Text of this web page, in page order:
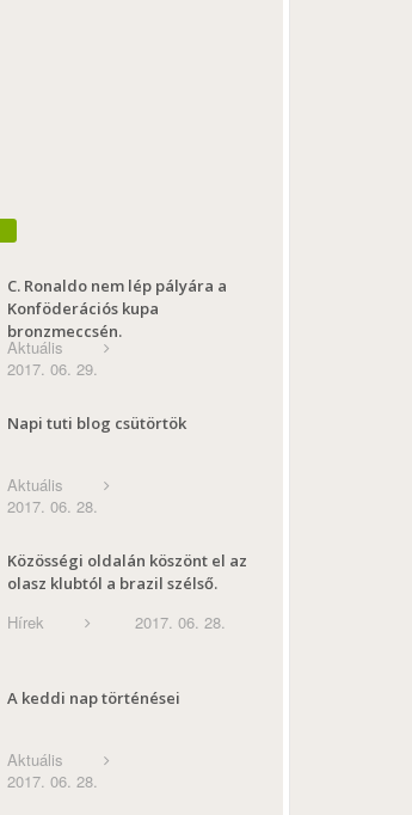
C. Ronaldo nem lép pályára a
Konföderációs kupa
bronzmeccsén.
Aktuális
2017. 06. 29.
Napi tuti blog csütörtök
Aktuális
2017. 06. 28.
Közösségi oldalán köszönt el az
olasz klubtól a brazil szélső.
Hírek 2017. 06. 28.
A keddi nap történései
Aktuális
2017. 06. 28.